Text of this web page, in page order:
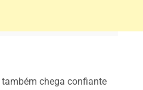
também chega confiante